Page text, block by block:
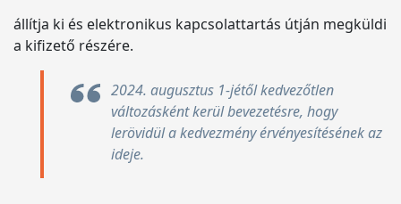
állítja ki és elektronikus kapcsolattartás útján megküldi
a kifizető részére.
2024. augusztus 1-jétől kedvezőtlen
változásként kerül bevezetésre, hogy
lerövidül a kedvezmény érvényesítésének az
ideje.